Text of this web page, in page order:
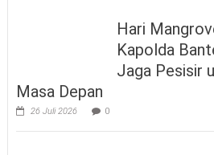
Hari
Kapolda
Jaga Pesisir
Masa Depan
26 Juli 2026 0